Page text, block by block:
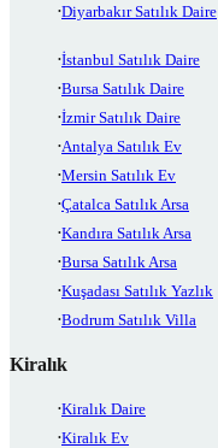
Diyarbakır Satılık Daire
İstanbul Satılık Daire
Bursa Satılık Daire
İzmir Satılık Daire
Antalya Satılık Ev
Mersin Satılık Ev
Çatalca Satılık Arsa
Kandıra Satılık Arsa
Bursa Satılık Arsa
Kuşadası Satılık Yazlık
Bodrum Satılık Villa
Kiralık
Kiralık Daire
Kiralık Ev